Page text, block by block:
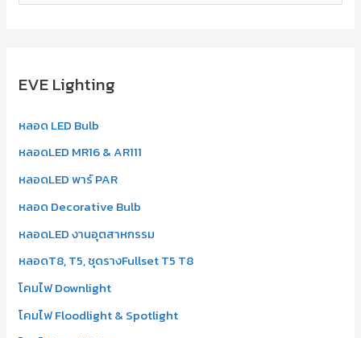
e
c
f
o
r
:
EVE Lighting
หลอด LED Bulb
หลอดLED MR16 & AR111
หลอดLED พาร์ PAR
หลอด Decorative Bulb
หลอดLED งานอุตสาหกรรม
หลอดT8, T5, ชุดรางFullset T5 T8
โคมไฟ Downlight
โคมไฟ Floodlight & Spotlight